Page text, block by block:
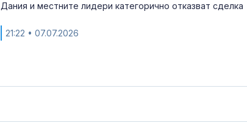
Дания и местните лидери категорично отказват сделка
21:22 • 07.07.2026